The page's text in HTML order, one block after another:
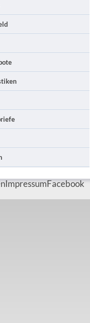
ImpressumFacebook